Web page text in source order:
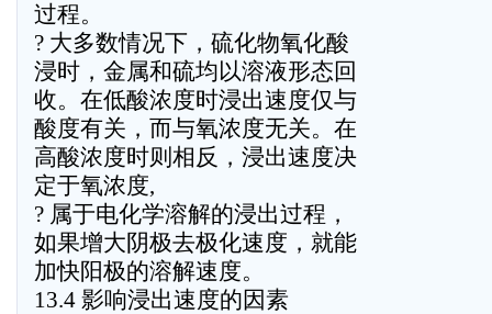
过程。
? 大多数情况下，硫化物氧化酸
浸时，金属和硫均以溶液形态回
收。在低酸浓度时浸出速度仅与
酸度有关，而与氧浓度无关。在
高酸浓度时则相反，浸出速度决
定于氧浓度,
? 属于电化学溶解的浸出过程，
如果增大阴极去极化速度，就能
加快阳极的溶解速度。
13.4 影响浸出速度的因素